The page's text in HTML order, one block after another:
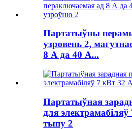
Партатыўны
узровень 2,
8 А да 40 А...
Партатыўная
для
тыпу 2